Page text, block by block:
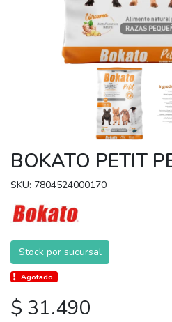
BOKATO PETIT
SKU: 7804524000170
Stock por sucursal
Agotado.
$ 31.490